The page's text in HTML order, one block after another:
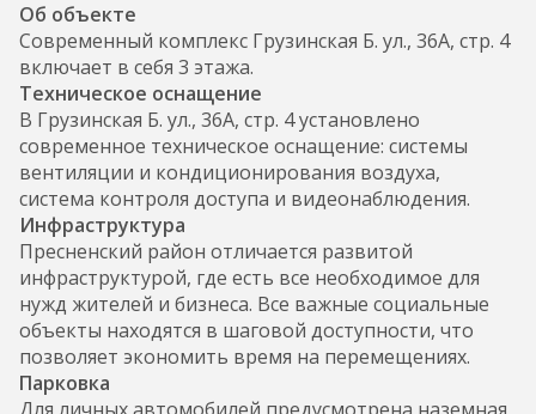
Об объекте
Современный комплекс Грузинская Б. ул., 36А, стр. 4
включает в себя 3 этажа.
Техническое оснащение
В Грузинская Б. ул., 36А, стр. 4 установлено
современное техническое оснащение: системы
вентиляции и кондиционирования воздуха,
система контроля доступа и видеонаблюдения.
Инфраструктура
Пресненский район отличается развитой
инфраструктурой, где есть все необходимое для
нужд жителей и бизнеса. Все важные социальные
объекты находятся в шаговой доступности, что
позволяет экономить время на перемещениях.
Парковка